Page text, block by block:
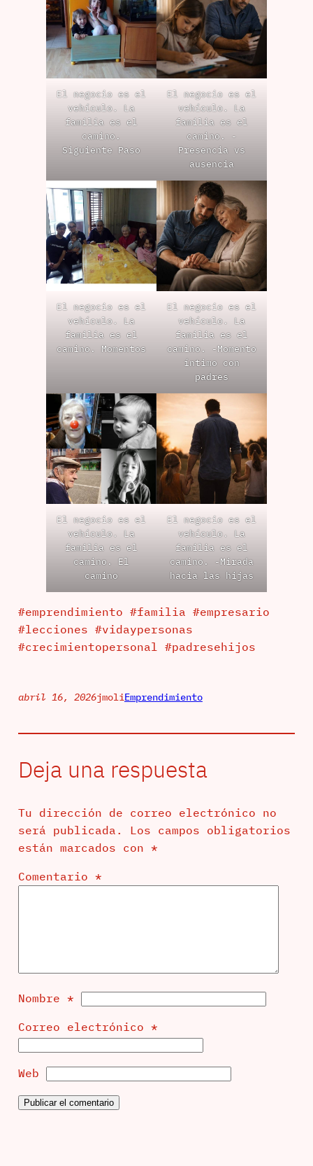
El negocio es el
vehículo. La
familia es el
camino.
Siguiente Paso
El negocio es el
vehículo. La
familia es el
camino. -
Presencia vs
ausencia
El negocio es el
vehículo. La
familia es el
camino. Momentos
El negocio es el
vehículo. La
familia es el
camino. -Momento
íntimo con
padres
El negocio es el
vehículo. La
familia es el
camino. El
camino
El negocio es el
vehículo. La
familia es el
camino. -Mirada
hacia las hijas
#emprendimiento #familia #empresario
#lecciones #vidaypersonas
#crecimientopersonal #padresehijos
abril 16, 2026jmoliEmprendimiento
Deja una respuesta
Tu dirección de correo electrónico no
será publicada.
Los campos obligatorios
están marcados con *
Comentario *
Nombre *
Correo electrónico *
Web